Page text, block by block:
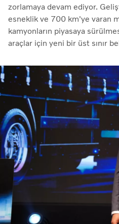
zorlamaya devam ediyor.
esneklik ve 700 km'ye varan
kamyonların piyasaya
araçlar için yeni bir üst sınır